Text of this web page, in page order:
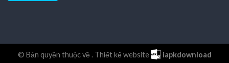
© Bản quyền thuộc về . Thiết kế website iapkdownload